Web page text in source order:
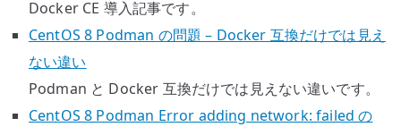
Docker CE 導入記事です。
CentOS 8 Podman の問題 – Docker 互換だけでは見え
ない違い
Podman と Docker 互換だけでは見えない違いです。
CentOS 8 Podman Error adding network: failed の